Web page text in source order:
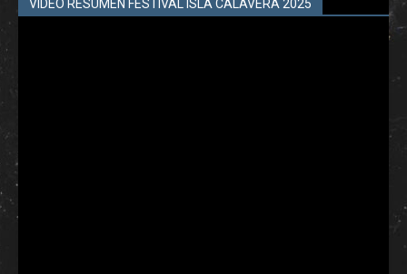
VÍDEO RESUMEN FESTIVAL ISLA CALAVERA 2025